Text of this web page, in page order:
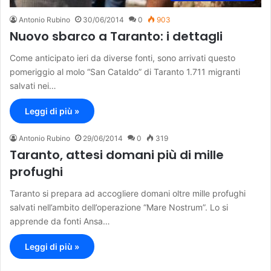
Antonio Rubino 30/06/2014 0 903
Nuovo sbarco a Taranto: i dettagli
Come anticipato ieri da diverse fonti, sono arrivati questo
pomeriggio al molo “San Cataldo” di Taranto 1.711 migranti
salvati nei…
Leggi di più »
Antonio Rubino 29/06/2014 0 319
Taranto, attesi domani più di mille
profughi
Taranto si prepara ad accogliere domani oltre mille profughi
salvati nell’ambito dell’operazione “Mare Nostrum”. Lo si
apprende da fonti Ansa…
Leggi di più »